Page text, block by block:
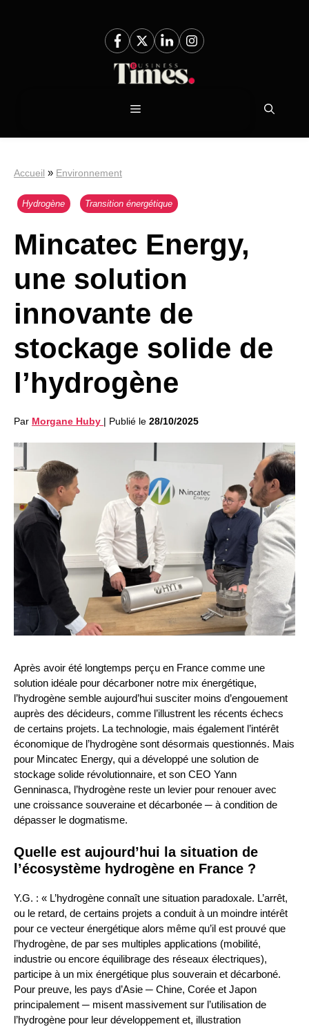
Menu
Accueil » Environnement
Hydrogène Transition énergétique
Mincatec Energy,
une solution
innovante de
stockage solide de
l’hydrogène
Par Morgane Huby | Publié le 28/10/2025
Après avoir été longtemps perçu en France comme une
solution idéale pour décarboner notre mix énergétique,
l’hydrogène semble aujourd’hui susciter moins d’engouement
auprès des décideurs, comme l’illustrent les récents échecs
de certains projets. La technologie, mais également l’intérêt
économique de l’hydrogène sont désormais questionnés. Mais
pour Mincatec Energy, qui a développé une solution de
stockage solide révolutionnaire, et son CEO Yann
Genninasca, l’hydrogène reste un levier pour renouer avec
une croissance souveraine et décarbonée ─ à condition de
dépasser le dogmatisme.
Quelle est aujourd’hui la situation de
l’écosystème hydrogène en France ?
Y.G. : « L’hydrogène connaît une situation paradoxale. L’arrêt,
ou le retard, de certains projets a conduit à un moindre intérêt
pour ce vecteur énergétique alors même qu’il est prouvé que
l’hydrogène, de par ses multiples applications (mobilité,
industrie ou encore équilibrage des réseaux électriques),
participe à un mix énergétique plus souverain et décarboné.
Pour preuve, les pays d’Asie ─ Chine, Corée et Japon
principalement ─ misent massivement sur l’utilisation de
l’hydrogène pour leur développement et, illustration